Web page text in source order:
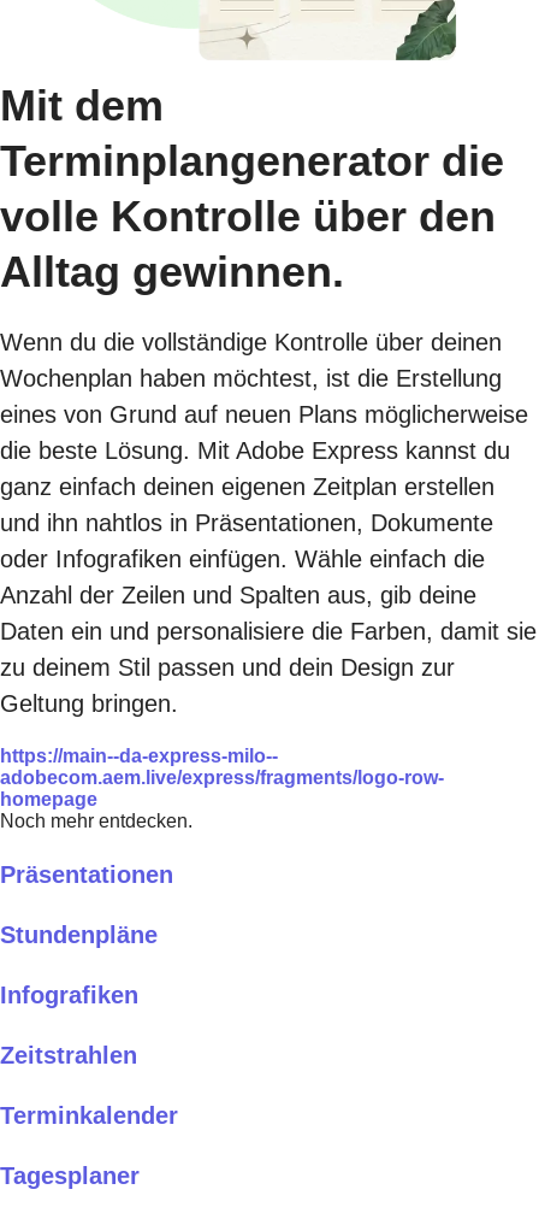
Mit dem
Terminplangenerator die
volle Kontrolle über den
Alltag gewinnen.
Wenn du die vollständige Kontrolle über deinen
Wochenplan haben möchtest, ist die Erstellung
eines von Grund auf neuen Plans möglicherweise
die beste Lösung. Mit Adobe Express kannst du
ganz einfach deinen eigenen Zeitplan erstellen
und ihn nahtlos in Präsentationen, Dokumente
oder Infografiken einfügen. Wähle einfach die
Anzahl der Zeilen und Spalten aus, gib deine
Daten ein und personalisiere die Farben, damit sie
zu deinem Stil passen und dein Design zur
Geltung bringen.
https://main--da-express-milo--
adobecom.aem.live/express/fragments/logo-row-
homepage
Noch mehr entdecken.
Präsentationen
Stundenpläne
Infografiken
Zeitstrahlen
Terminkalender
Tagesplaner